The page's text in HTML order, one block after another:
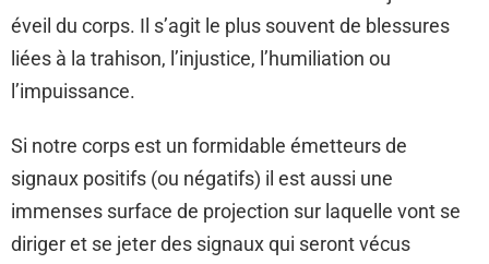
éveil du corps. Il s’agit le plus souvent de blessures
liées à la trahison, l’injustice, l’humiliation ou
l’impuissance.
Si notre corps est un formidable émetteurs de
signaux positifs (ou négatifs) il est aussi une
immenses surface de projection sur laquelle vont se
diriger et se jeter des signaux qui seront vécus